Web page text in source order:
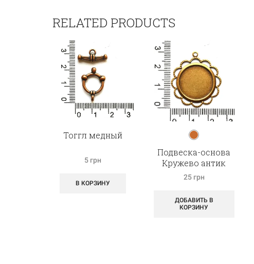
RELATED PRODUCTS
Тоггл медный
5 грн
В КОРЗИНУ
Подвеска-основа
Кружево антик
25 грн
ДОБАВИТЬ В
КОРЗИНУ